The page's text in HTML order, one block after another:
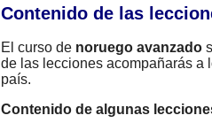
Contenido de las
El curso de noruego avanzado
de las lecciones acompañarás a
país.
Contenido de algunas